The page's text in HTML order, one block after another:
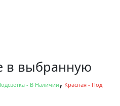
в выбранную
- В Наличии, Красная - Под